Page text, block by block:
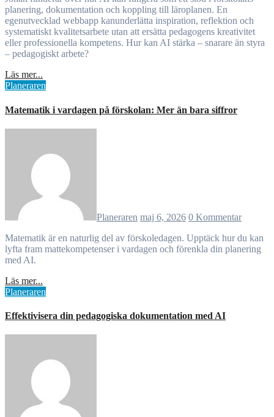
planering, dokumentation och koppling till läroplanen. En
egenutvecklad webbapp kanunderlätta inspiration, reflektion och
systematiskt kvalitetsarbete utan att ersätta pedagogens kreativitet
eller professionella kompetens. Hur kan AI stärka – snarare än styra
– pedagogiskt arbete?
Läs mer...
Planeraren
Matematik i vardagen på förskolan: Mer än bara siffror
Planeraren maj 6, 2026 0 Kommentar
Matematik är en naturlig del av förskoledagen. Upptäck hur du kan
lyfta fram mattekompetenser i vardagen och förenkla din planering
med AI.
Läs mer...
Planeraren
Effektivisera din pedagogiska dokumentation med AI